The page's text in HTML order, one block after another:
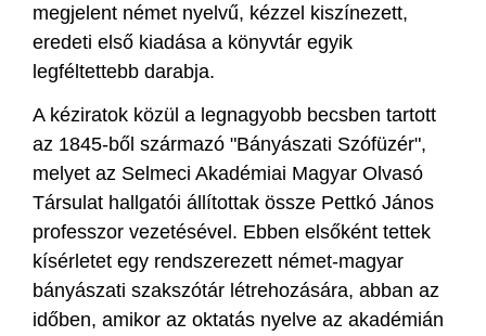
megjelent német nyelvű, kézzel kiszínezett,
eredeti első kiadása a könyvtár egyik
legféltettebb darabja.
A kéziratok közül a legnagyobb becsben tartott
az 1845-ből származó "Bányászati Szófüzér",
melyet az Selmeci Akadémiai Magyar Olvasó
Társulat hallgatói állítottak össze Pettkó János
professzor vezetésével. Ebben elsőként tettek
kísérletet egy rendszerezett német-magyar
bányászati szakszótár létrehozására, abban az
időben, amikor az oktatás nyelve az akadémián